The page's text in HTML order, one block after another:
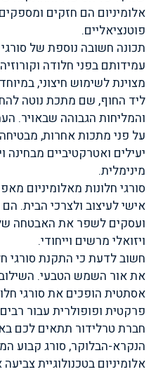
אלומיניום הם חזקים
פוטנציאליים.
תכונה חשובה נוספת של סורגי
עמידותם בפני חלודה
מצוינת לשימוש חיצוני,
ליד החוף, שם מתכת נוטה
והמליחות הגבוהה שבאויר.
על פני מתכות אחרות,
יעילים ואטרקטיביים מבחינה
מינימלית.
סורגי חלונות מאלומיניום
אישי לעיצוב ולצרכי הבית.
ועסקים לשפר את האבטחה
ויזואלי מרשים וייחודי.
חשוב לדעת כי התקנת סורגי
את אור השמש הטבעי.
אסתטית הופכים את סורגי
פרקטית ופופולרית עבור
חברת טרלידור תתאים לכם
הנקרא-הבלוקר, סורג קבוע
אלומיניום בטכנולוגיית